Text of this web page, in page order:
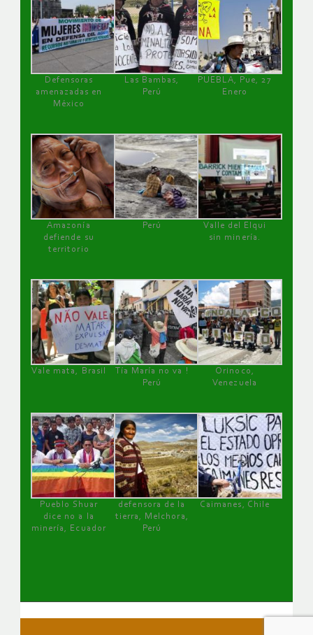
Defensoras
amenazadas en
México
Las Bambas,
Perú
PUEBLA, Pue, 27
Enero
Amazonía
defiende su
territorio
Perú
Valle del Elqui
sin minería.
Vale mata, Brasil
Tía María no va !
Perú
Orinoco,
Venezuela
Pueblo Shuar
dice no a la
minería, Ecuador
defensora de la
tierra, Melchora,
Perú
Caimanes, Chile